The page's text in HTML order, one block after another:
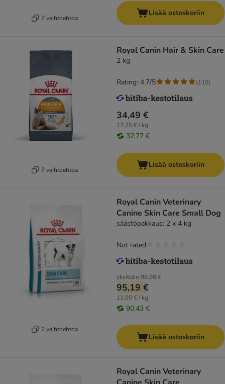
7 vaihtoehtoa
Lisää ostoskoriin
7 vaihtoehtoa
Royal Canin Hair & Skin Care
2 kg
34,49 €
17,25 € / kg
32,77 €
Rating: 4.7/5 (110)
Lisää ostoskoriin
2 vaihtoehtoa
Royal Canin Veterinary
Canine Skin Care Small Dog
säästöpakkaus: 2 x 4 kg
yksittäin 96,98 €
95,19 €
11,90 € / kg
90,43 €
Not rated
Lisää ostoskoriin
Royal Canin Veterinary